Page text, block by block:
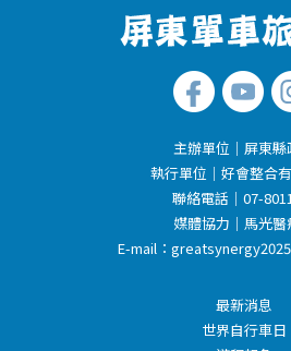
主辦單位｜屏東縣
執行單位｜好會整合
聯絡電話｜07-
媒體協力｜馬光醫
E-mail：
最新消息
世界自行車日